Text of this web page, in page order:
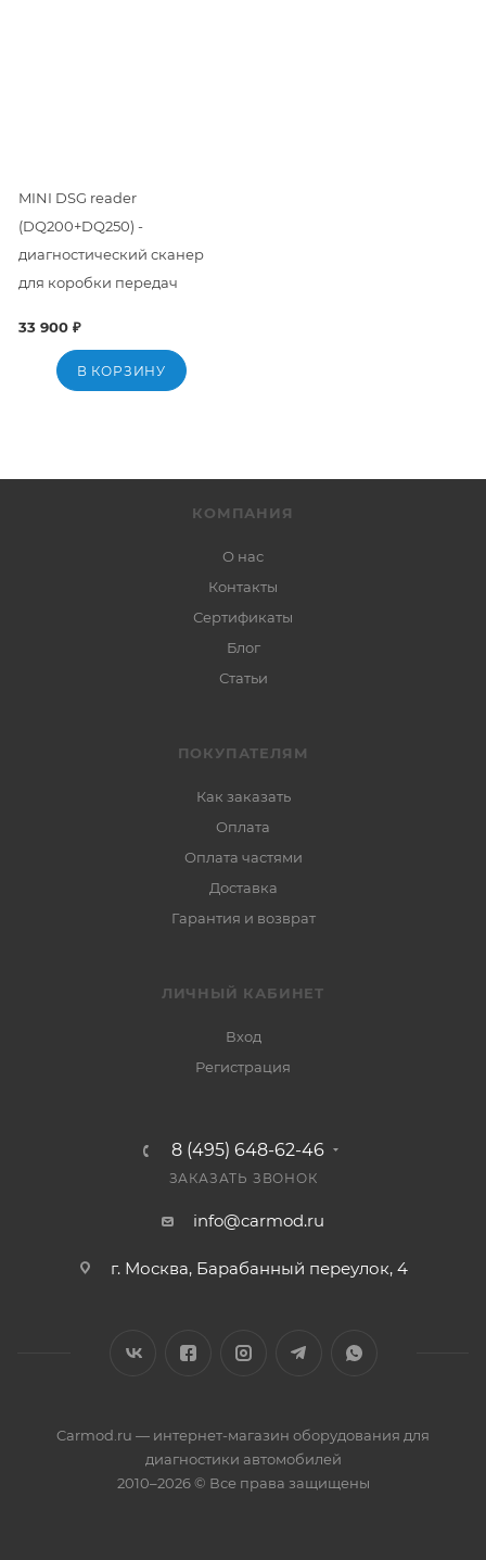
MINI DSG reader
(DQ200+DQ250) -
диагностический сканер
для коробки передач
33 900 ₽
В КОРЗИНУ
КОМПАНИЯ
О нас
Контакты
Сертификаты
Блог
Статьи
ПОКУПАТЕЛЯМ
Как заказать
Оплата
Оплата частями
Доставка
Гарантия и возврат
ЛИЧНЫЙ КАБИНЕТ
Вход
Регистрация
8 (495) 648-62-46
ЗАКАЗАТЬ ЗВОНОК
info@carmod.ru
г. Москва, Барабанный переулок, 4
Carmod.ru — интернет-магазин оборудования для
диагностики автомобилей
2010–2026 © Все права защищены